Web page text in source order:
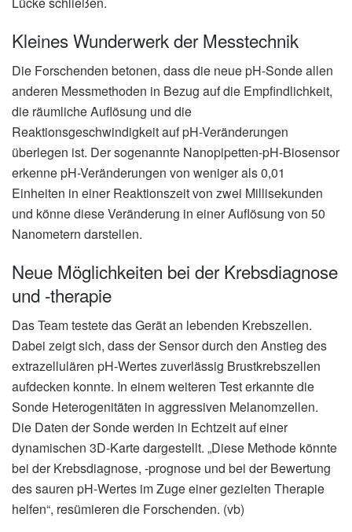
Kleines Wunderwerk der Messtechnik
Die Forschenden betonen, dass die neue pH-Sonde allen
anderen Messmethoden in Bezug auf die Empfindlichkeit,
die räumliche Auflösung und die
Reaktionsgeschwindigkeit auf pH-Veränderungen
überlegen ist. Der sogenannte Nanopipetten-pH-Biosensor
erkenne pH-Veränderungen von weniger als 0,01
Einheiten in einer Reaktionszeit von zwei Millisekunden
und könne diese Veränderung in einer Auflösung von 50
Nanometern darstellen.
Neue Möglichkeiten bei der Krebsdiagnose
und -therapie
Das Team testete das Gerät an lebenden Krebszellen.
Dabei zeigt sich, dass der Sensor durch den Anstieg des
extrazellulären pH-Wertes zuverlässig Brustkrebszellen
aufdecken konnte. In einem weiteren Test erkannte die
Sonde Heterogenitäten in aggressiven Melanomzellen.
Die Daten der Sonde werden in Echtzeit auf einer
dynamischen 3D-Karte dargestellt. „Diese Methode könnte
bei der Krebsdiagnose, -prognose und bei der Bewertung
des sauren pH-Wertes im Zuge einer gezielten Therapie
helfen“, resümieren die Forschenden. (vb)